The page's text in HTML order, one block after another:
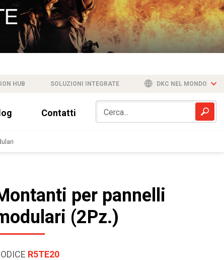
HUB SOLUZIONI INTEGRATE DKC NEL MONDO
Contatti
per pannelli
(2Pz.)
R5TE20